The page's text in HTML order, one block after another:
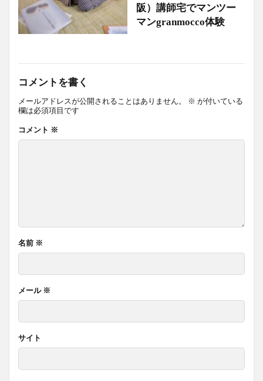
阪）講師宅でマンツー
マンgranmocco体験
コメントを書く
メールアドレスが公開されることはありません。 ※ が付いている
欄は必須項目です
コメント ※
名前 ※
メール ※
サイト